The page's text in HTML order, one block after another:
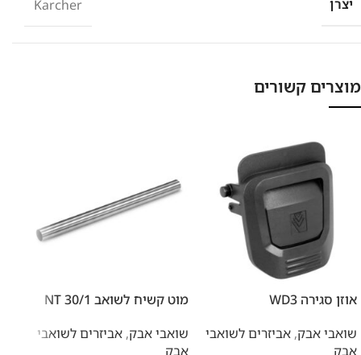
יצרן Karcher
מוצרים קשורים
אוזן סגירה WD3
שואבי אבק, אביזרים לשואבי
אבק
מוט קשיח לשואב NT 30/1
שואבי אבק, אביזרים לשואבי
אבק